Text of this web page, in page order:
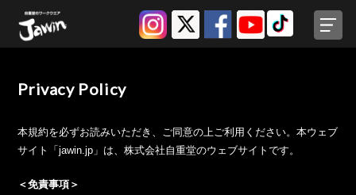
Privacy Policy
本規約を必ずお読みいただき、ご同意の上ご利用ください。本ウェブ
サイト「jawin.jp」は、株式会社自重堂のウェブサイトです。
＜免責事項＞